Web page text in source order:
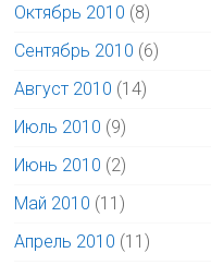
Октябрь 2010 (8)
Сентябрь 2010 (6)
Август 2010 (14)
Июль 2010 (9)
Июнь 2010 (2)
Май 2010 (11)
Апрель 2010 (11)